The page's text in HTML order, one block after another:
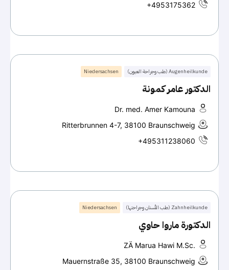
+4953175362
Augenheilkunde (طب وجراحة العيون) Niedersachsen
الدكتور عامر كمونة
Dr. med. Amer Kamouna
Ritterbrunnen 4-7, 38100 Braunschweig
+495311238060
Zahnheilkunde (طب الأسنان وجراحتها) Niedersachsen
الدكتورة ماروا حاوي
ZÄ Marua Hawi M.Sc.
Mauernstraße 35, 38100 Braunschweig